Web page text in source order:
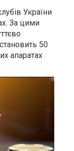
України
За цими
50
апаратах